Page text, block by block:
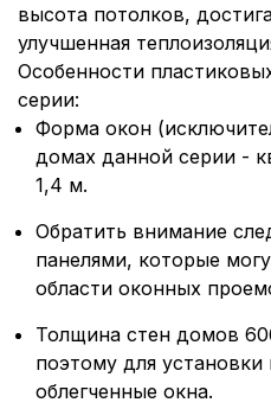
высота потолков,
улучшенная
Особенности
серии:
Форма окон
домах данной серии -
1,4 м.
Обратить внимание
панелями, которые
области оконных
Толщина стен домов
поэтому для
облегченные окна.